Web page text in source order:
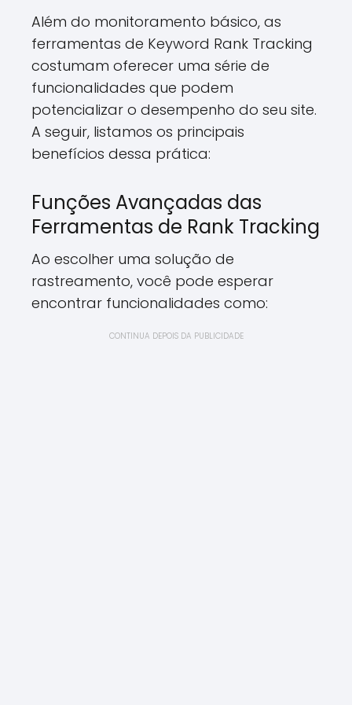
Além do monitoramento básico, as
ferramentas de Keyword Rank Tracking
costumam oferecer uma série de
funcionalidades que podem
potencializar o desempenho do seu site.
A seguir, listamos os principais
benefícios dessa prática:
Funções Avançadas das
Ferramentas de Rank Tracking
Ao escolher uma solução de
rastreamento, você pode esperar
encontrar funcionalidades como:
CONTINUA DEPOIS DA PUBLICIDADE